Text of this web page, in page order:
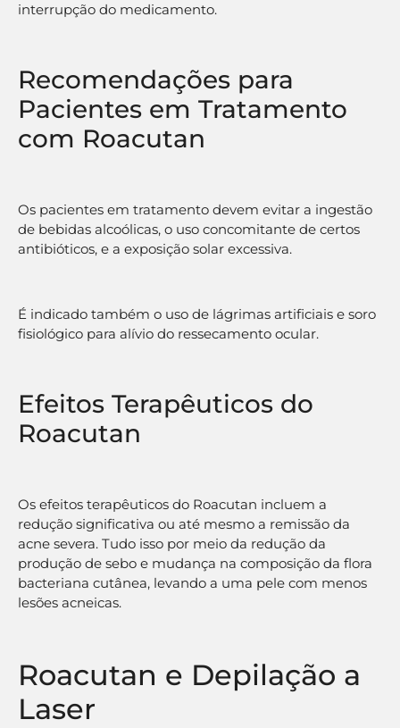
interrupção do medicamento.
Recomendações para
Pacientes em Tratamento
com Roacutan
Os pacientes em tratamento devem evitar a ingestão
de bebidas alcoólicas, o uso concomitante de certos
antibióticos, e a exposição solar excessiva.
É indicado também o uso de lágrimas artificiais e soro
fisiológico para alívio do ressecamento ocular.
Efeitos Terapêuticos do
Roacutan
Os efeitos terapêuticos do Roacutan incluem a
redução significativa ou até mesmo a remissão da
acne severa. Tudo isso por meio da redução da
produção de sebo e mudança na composição da flora
bacteriana cutânea, levando a uma pele com menos
lesões acneicas.
Roacutan e Depilação a
Laser